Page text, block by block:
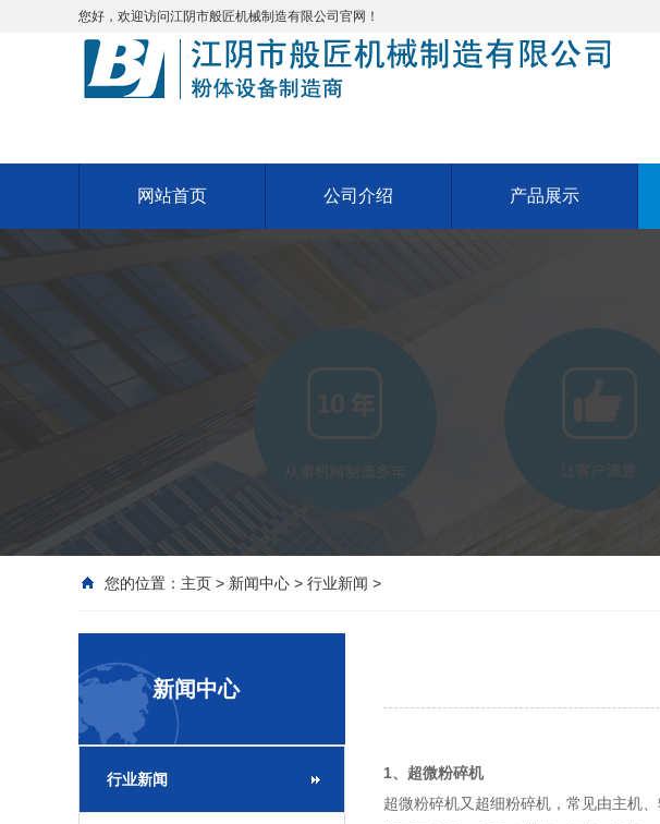
您好，欢迎访问江阴市般匠机械制造有限公司官网！
网站首页 公司介绍 产品展示
您的位置： 主页 > 新闻中心 > 行业新闻 >
新闻中心
行业新闻
1、超微粉碎机
超微粉碎机又超细粉碎机，常见由主机